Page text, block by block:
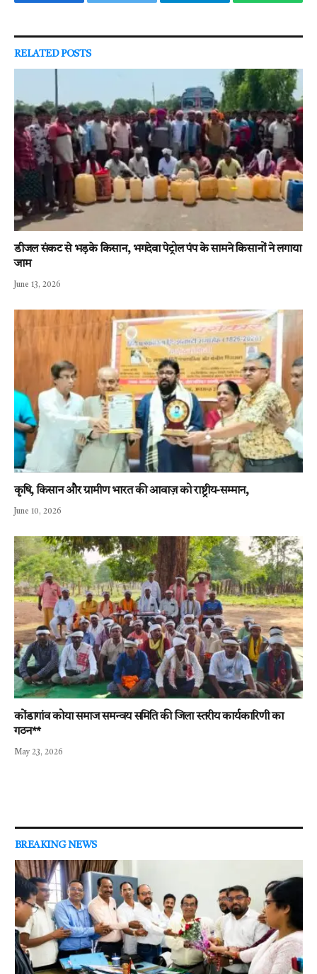
RELATEDPOSTS
डीजल संकट से भड़के किसान, भगदेवा पेट्रोल पंप के सामने किसानों ने लगाया
जाम
June 13, 2026
कृषि, किसान और ग्रामीण भारत की आवाज़ को राष्ट्रीय-सम्मान,
June 10, 2026
कोंडागांव कोया समाज समन्वय समिति की जिला स्तरीय कार्यकारिणी का
गठन**
May 23, 2026
BREAKING NEWS